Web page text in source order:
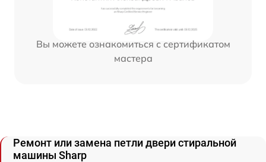
Вы можете ознакомиться с сертификатом
мастера
Ремонт или замена петли двери стиральной
машины Sharp